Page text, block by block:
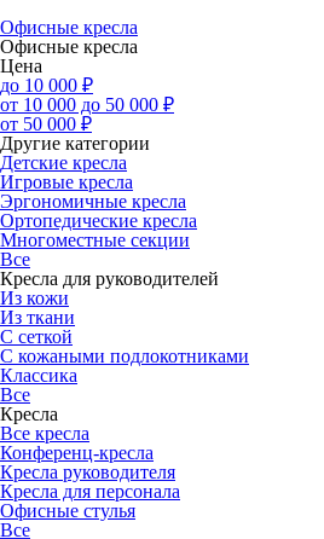
Офисные кресла
Офисные кресла
Цена
до 10 000 ₽
от 10 000 до 50 000 ₽
от 50 000 ₽
Другие категории
Детские кресла
Игровые кресла
Эргономичные кресла
Ортопедические кресла
Многоместные секции
Все
Кресла для руководителей
Из кожи
Из ткани
С сеткой
С кожаными подлокотниками
Классика
Все
Кресла
Все кресла
Конференц-кресла
Кресла руководителя
Кресла для персонала
Офисные стулья
Все